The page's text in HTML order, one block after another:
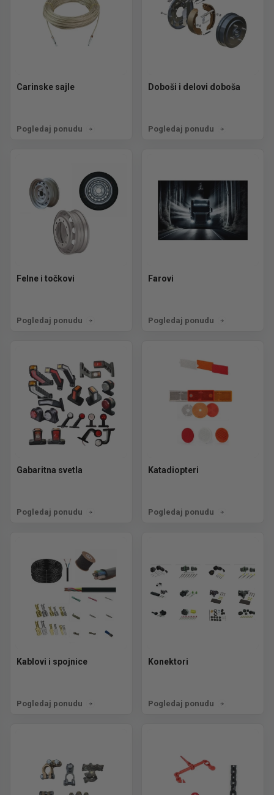
Carinske sajle
Pogledaj ponudu
Doboši i delovi doboša
Pogledaj ponudu
Felne i točkovi
Pogledaj ponudu
Farovi
Pogledaj ponudu
Gabaritna svetla
Pogledaj ponudu
Katadiopteri
Pogledaj ponudu
Kablovi i spojnice
Pogledaj ponudu
Konektori
Pogledaj ponudu